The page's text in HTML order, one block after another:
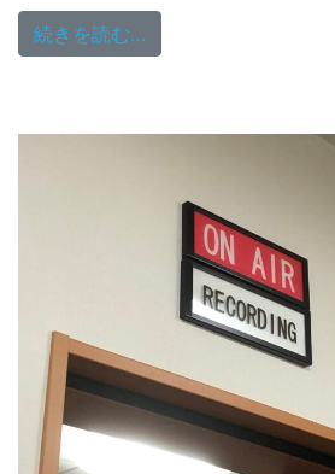
続きを読む…